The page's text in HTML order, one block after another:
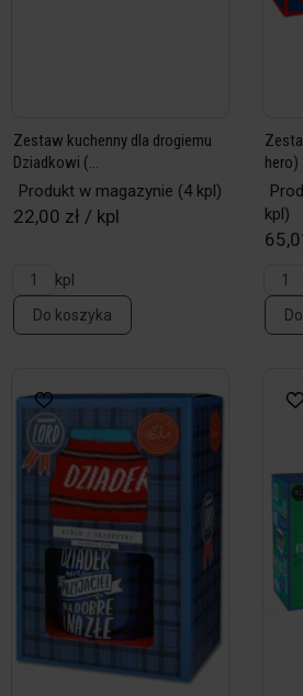
Zestaw kuchenny dla drogiemu
Dziadkowi (...
Produkt w magazynie (4 kpl)
22,00 zł / kpl
kpl
Do koszyka
hero)
kpl)